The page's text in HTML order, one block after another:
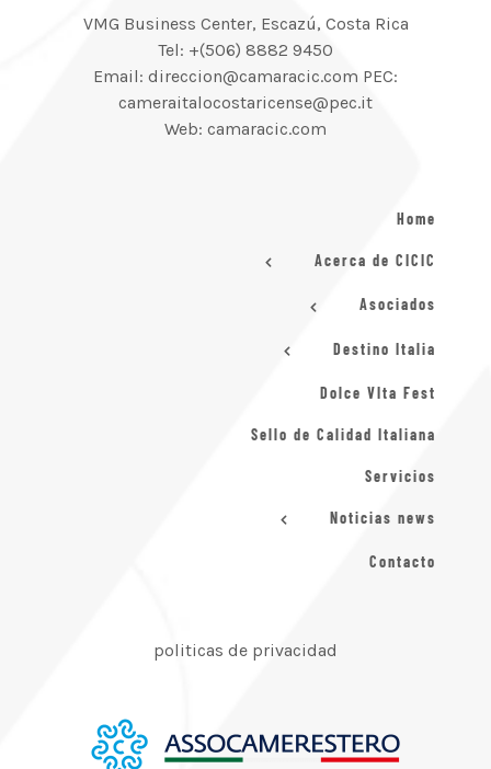
VMG Business Center, Escazú, Costa Rica
Tel: +(506) 8882 9450
Email: direccion@camaracic.com PEC:
cameraitalocostaricense@pec.it
Web: camaracic.com
Home
Acerca de CICIC
Asociados
Destino Italia
Dolce VIta Fest
Sello de Calidad Italiana
Servicios
Noticias news
Contacto
politicas de privacidad